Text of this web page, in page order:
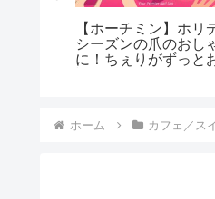
【ホーチミン】ホリ
シーズンの爪のおし
に！ちぇりがずっと
ト中営業予定追記）
ホーム カフェ／ス